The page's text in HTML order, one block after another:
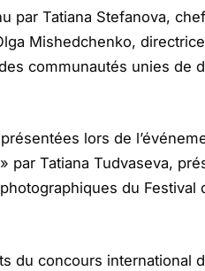
par Tatiana Stefanova,
Mishedchenko,
communautés unies de
lors de
par Tatiana Tudvaseva,
du
du concours international